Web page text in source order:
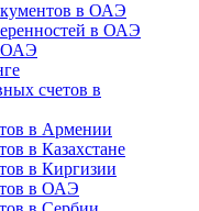
в ОАЭ
в ОАЭ
ОАЭ
счетов в
в Армении
в Казахстане
в Киргизии
в ОАЭ